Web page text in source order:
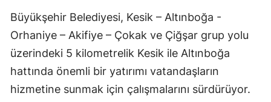
Büyükşehir Belediyesi, Kesik – Altınboğa -
Orhaniye – Akifiye – Çokak ve Çiğşar grup yolu
üzerindeki 5 kilometrelik Kesik ile Altınboğa
hattında önemli bir yatırımı vatandaşların
hizmetine sunmak için çalışmalarını sürdürüyor.